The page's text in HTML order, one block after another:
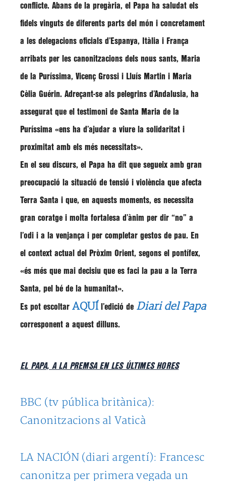
conflicte. Abans de la pregària, el Papa ha saludat els
fidels vinguts de diferents parts del món i concretament
a les delegacions oficials d’Espanya, Itàlia i França
arribats per les canonitzacions dels nous sants, Maria
de la Puríssima, Vicenç Grossi i Lluís Martin i Maria
Cèlia Guérin. Adreçant-se als pelegrins d’Andalusia, ha
assegurat que el testimoni de Santa Maria de la
Puríssima «ens ha d’ajudar a viure la solidaritat i
proximitat amb els més necessitats».
En el seu discurs, el Papa ha dit que segueix amb gran
preocupació la situació de tensió i violència que afecta
Terra Santa i que, en aquests moments, es necessita
gran coratge i molta fortalesa d’ànim per dir “no” a
l’odi i a la venjança i per completar gestos de pau. En
el context actual del Pròxim Orient, segons el pontífex,
«és més que mai decisiu que es faci la pau a la Terra
Santa, pel bé de la humanitat».
Es pot escoltar AQUÍ l’edició de Diari del Papa
corresponent a aquest dilluns.
EL PAPA, A LA PREMSA EN LES ÚLTIMES HORES
BBC (tv pública britànica):
Canonitzacions al Vaticà
LA NACIÓN (diari argentí): Francesc
canonitza per primera vegada un